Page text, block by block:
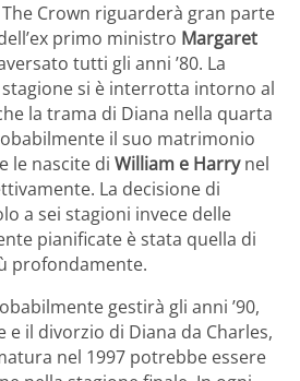
Crown riguarderà gran parte
primo ministro Margaret
tutti gli anni ’80. La
si è interrotta intorno al
la trama di Diana nella quarta
il suo matrimonio
le nascite di William e Harrynel
La decisione di
a sei stagioni invece delle
pianificate è stata quella di
profondamente.
gestirà gli anni ’90,
e il divorzio di Diana da Charles,
nel 1997 potrebbe essere